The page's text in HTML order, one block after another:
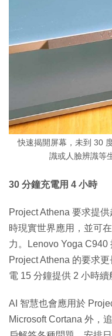
快速揭開屏幕，未到 30
識或人臉辨識等
30 分鐘充電用 4 小時
Project Athena 要求提
時現實世界應用，並可
力。Lenovo Yoga C940
Project Athena 的要求
電 15 分鐘提供 2 小時續
AI 智慧也會應用於
Microsoft Cortana 外，